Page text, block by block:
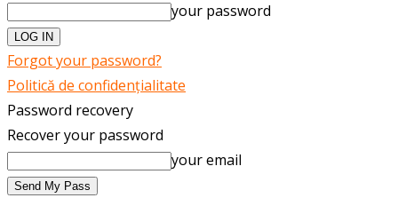
your password
Forgot your password?
Politică de confidențialitate
Password recovery
Recover your password
your email